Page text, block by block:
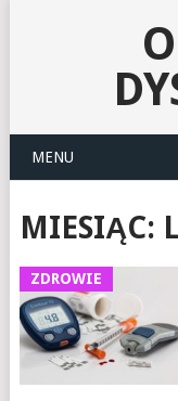
MENU
MIESIĄC:
ZDROWIE